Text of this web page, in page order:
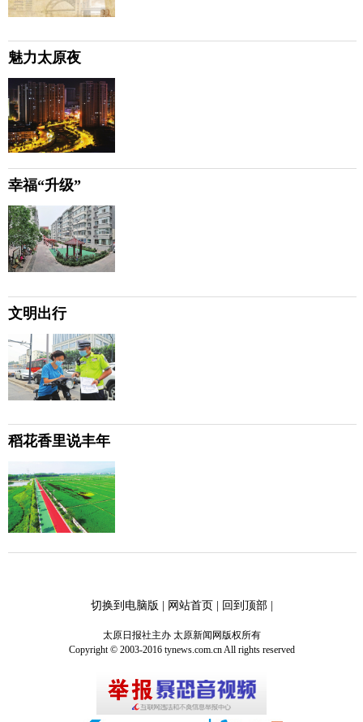
魅力太原夜
幸福“升级”
文明出行
稻花香里说丰年
切换到电脑版 | 网站首页| 回到顶部|
太原日报社主办 太原新闻网版权所有
Copyright © 2003-2016 tynews.com.cn All rights reserved